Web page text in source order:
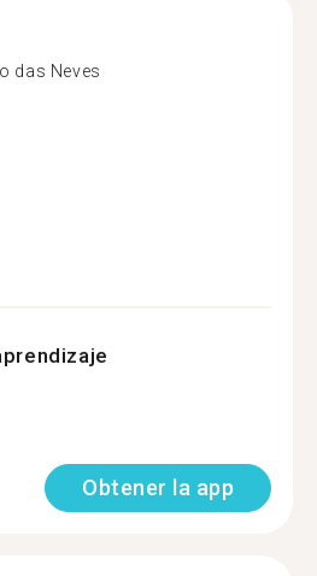
das Neves
Obtener la app